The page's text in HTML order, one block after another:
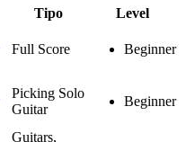
Tipo
Level
Full Score Beginner
Picking Solo
Guitar
Beginner
Guitars,